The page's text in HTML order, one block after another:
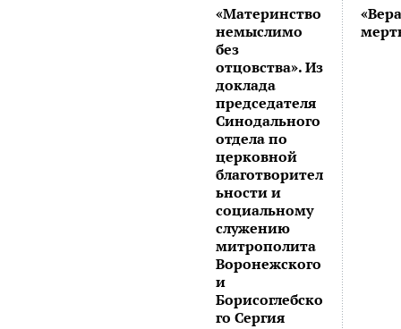
«Материнство
немыслимо
без
отцовства». Из
доклада
председателя
Синодального
отдела по
церковной
благотворител
ьности и
социальному
служению
митрополита
Воронежского
и
Борисоглебско
го Сергия